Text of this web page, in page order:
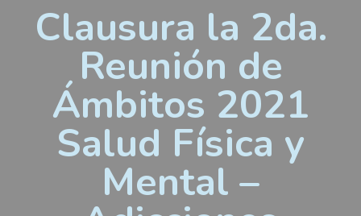
Clausura la 2da.
Reunión de
Ámbitos 2021
Salud Física y
Mental –